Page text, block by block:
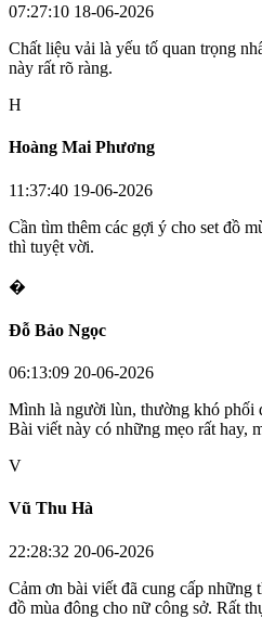
07:27:10 18-06-2026
Chất liệu vải là yếu tố quan trọng
này rất rõ ràng.
H
Hoàng Mai Phương
11:37:40 19-06-2026
Cần tìm thêm các gợi ý cho set đồ
thì tuyệt vời.
�
Đỗ Bảo Ngọc
06:13:09 20-06-2026
Mình là người lùn, thường khó phối
Bài viết này có những mẹo rất hay,
V
Vũ Thu Hà
22:28:32 20-06-2026
Cảm ơn bài viết đã cung cấp những
đồ mùa đông cho nữ công sở. Rất